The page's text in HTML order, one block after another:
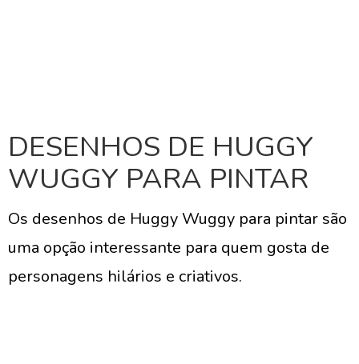
DESENHOS DE HUGGY
WUGGY PARA PINTAR
Os desenhos de Huggy Wuggy para pintar são
uma opção interessante para quem gosta de
personagens hilários e criativos.